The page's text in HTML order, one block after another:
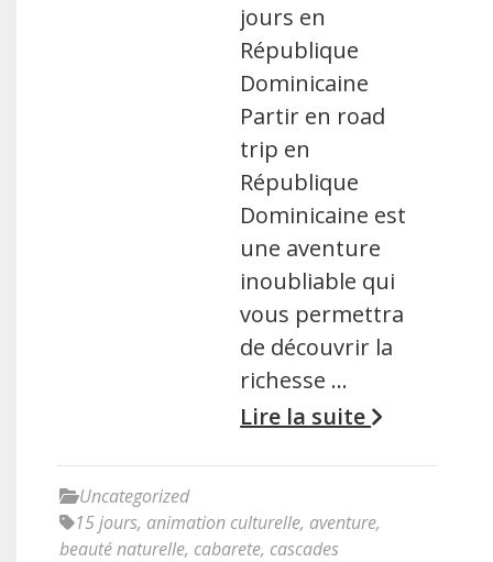
jours en
République
Dominicaine
Partir en road
trip en
République
Dominicaine est
une aventure
inoubliable qui
vous permettra
de découvrir la
richesse …
Lire la suite
Uncategorized
15 jours, animation culturelle, aventure,
beauté naturelle, cabarete, cascades